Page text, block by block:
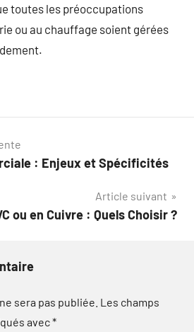
toutes les préoccupations
ou au chauffage soient gérées
: Enjeux et Spécificités
Article suivant
ou en Cuivre : Quels Choisir ?
sera pas publiée. Les champs
avec*